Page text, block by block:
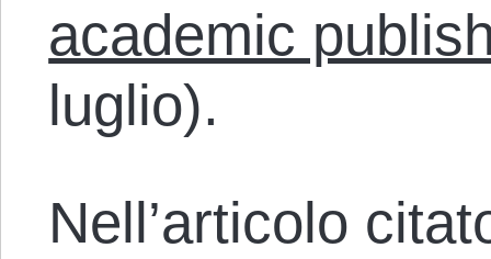
academic
luglio).
Nell’articolo